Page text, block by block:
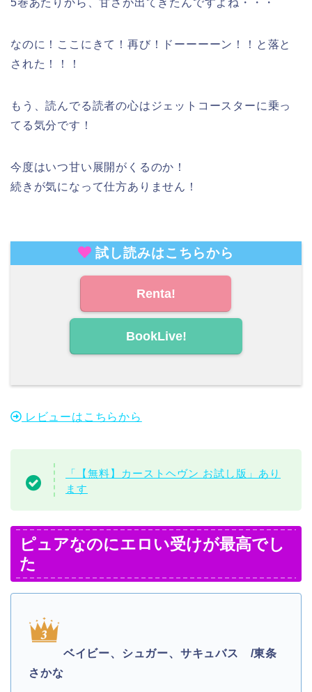
なのに！ここにきて！再び！ドーーーーン！！と落と
された！！！
もう、読んでる読者の心はジェットコースターに乗っ
てる気分です！
今度はいつ甘い展開がくるのか！
続きが気になって仕方ありません！
試し読みはこちらから
Renta!
BookLive!
レビューはこちらから
「【無料】カーストヘヴン お試し版」あり
ます
ピュアなのにエロい受けが最高でし
た
ベイビー、シュガー、サキュバス /東条
さかな